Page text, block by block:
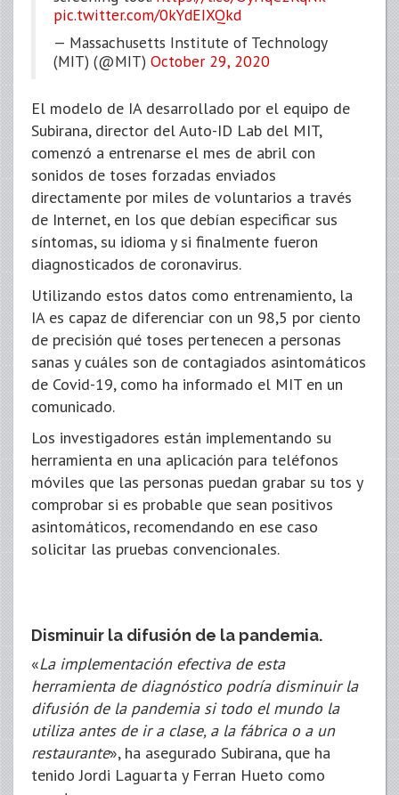
pic.twitter.com/0kYdEIXQkd
— Massachusetts Institute of Technology
(MIT) (@MIT) October 29, 2020
El modelo de IA desarrollado por el equipo de
Subirana, director del Auto-ID Lab del MIT,
comenzó a entrenarse el mes de abril con
sonidos de toses forzadas enviados
directamente por miles de voluntarios a través
de Internet, en los que debían especificar sus
síntomas, su idioma y si finalmente fueron
diagnosticados de coronavirus.
Utilizando estos datos como entrenamiento, la
IA es capaz de diferenciar con un 98,5 por ciento
de precisión qué toses pertenecen a personas
sanas y cuáles son de contagiados asintomáticos
de Covid-19, como ha informado el MIT en un
comunicado.
Los investigadores están implementando su
herramienta en una aplicación para teléfonos
móviles que las personas puedan grabar su tos y
comprobar si es probable que sean positivos
asintomáticos, recomendando en ese caso
solicitar las pruebas convencionales.
Disminuir la difusión de la pandemia.
«La implementación efectiva de esta
herramienta de diagnóstico podría disminuir la
difusión de la pandemia si todo el mundo la
utiliza antes de ir a clase, a la fábrica o a un
restaurante», ha asegurado Subirana, que ha
tenido Jordi Laguarta y Ferran Hueto como